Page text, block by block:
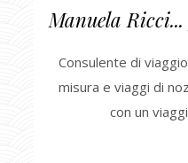
Manuela
Consulente di
misura e viaggi di
con un